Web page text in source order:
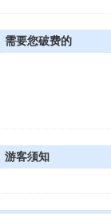
需要您破费的
游客须知